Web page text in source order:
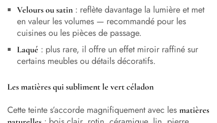
Velours ou satin: reflète davantage la lumière et met
en valeur les volumes — recommandé pour les
cuisines ou les pièces de passage.
Laqué : plus rare, il offre un effet miroir raffiné sur
certains meubles ou détails décoratifs.
Les matières qui subliment le vert céladon
Cette teinte s’accorde magnifiquement avec les matières